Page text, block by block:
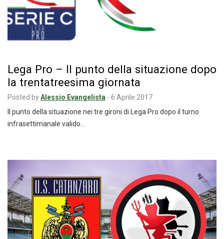
Lega Pro – Il punto della situazione dopo
la trentatreesima giornata
Posted byAlessio Evangelista - 6 Aprile 2017
Il punto della situazione nei tre gironi di Lega Pro dopo il turno
infrasettimanale valido…